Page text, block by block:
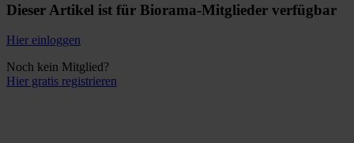
Dieser Artikel ist für Biorama-Mitglieder verfügbar
Hier einloggen
Noch kein Mitglied?
Hier gratis registrieren